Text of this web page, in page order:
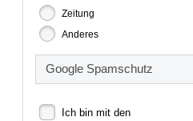
Zeitung
Anderes
Google Spamschutz
Ich bin mit den